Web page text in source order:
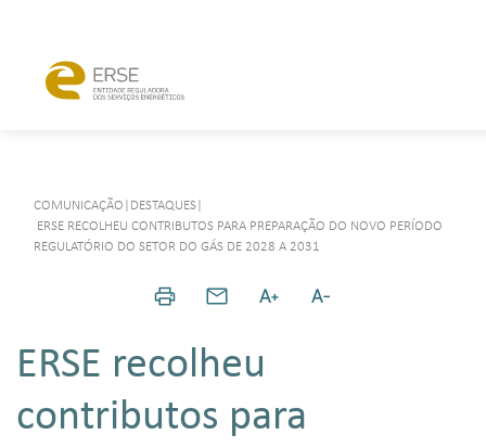
COMUNICAÇÃO DESTAQUES
ERSE RECOLHEU CONTRIBUTOS PARA PREPARAÇÃO DO NOVO PERÍODO
REGULATÓRIO DO SETOR DO GÁS DE 2028 A 2031
ERSE recolheu
contributos para